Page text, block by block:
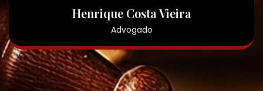
Henrique Costa Vieira
Advogado